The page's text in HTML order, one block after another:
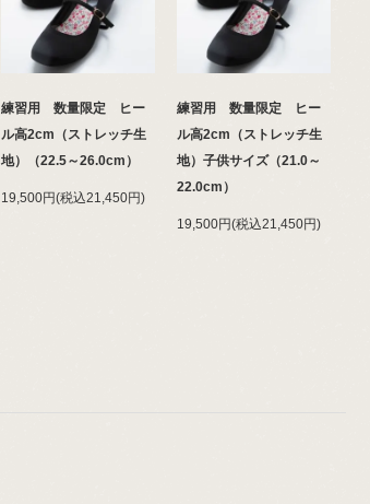
練習用 数量限定 ヒー
ル高2cm（ストレッチ生
地）（22.5～26.0cm）
19,500円(税込21,450円)
練習用 数量限定 ヒー
ル高2cm（ストレッチ生
地）子供サイズ（21.0～
22.0cm）
19,500円(税込21,450円)